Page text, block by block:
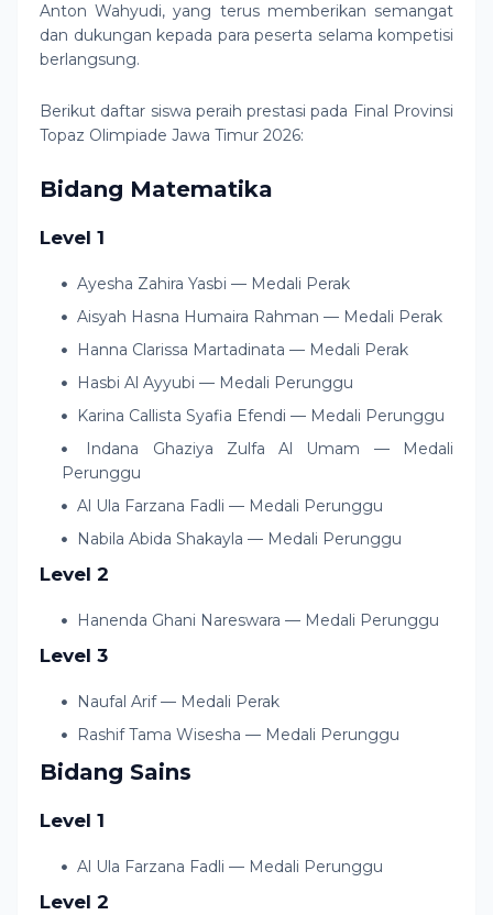
Anton Wahyudi, yang terus memberikan semangat
dan dukungan kepada para peserta selama kompetisi
berlangsung.
Berikut daftar siswa peraih prestasi pada Final Provinsi
Topaz Olimpiade Jawa Timur 2026:
Bidang Matematika
Level 1
Ayesha Zahira Yasbi — Medali Perak
Aisyah Hasna Humaira Rahman — Medali Perak
Hanna Clarissa Martadinata — Medali Perak
Hasbi Al Ayyubi — Medali Perunggu
Karina Callista Syafia Efendi — Medali Perunggu
Indana Ghaziya Zulfa Al Umam — Medali
Perunggu
Al Ula Farzana Fadli — Medali Perunggu
Nabila Abida Shakayla — Medali Perunggu
Level 2
Hanenda Ghani Nareswara — Medali Perunggu
Level 3
Naufal Arif — Medali Perak
Rashif Tama Wisesha — Medali Perunggu
Bidang Sains
Level 1
Al Ula Farzana Fadli — Medali Perunggu
Level 2